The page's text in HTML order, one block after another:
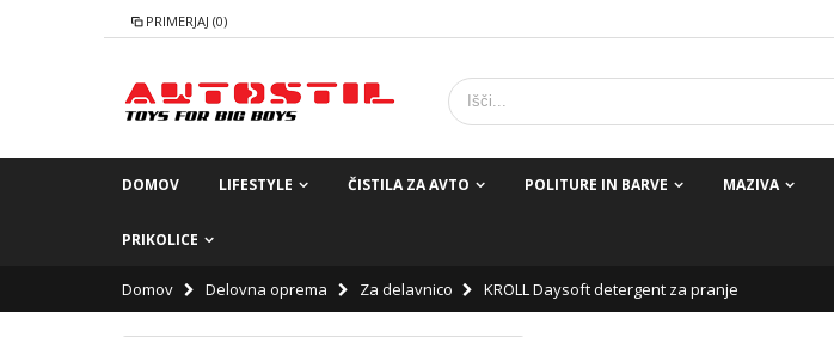
PRIMERJAJ (0)
DOMOV LIFESTYLE ČISTILA ZA AVTO POLITURE IN BARVE MAZIVA
PRIKOLICE
Domov Delovna oprema Za delavnico KROLL Daysoft detergent za pranje